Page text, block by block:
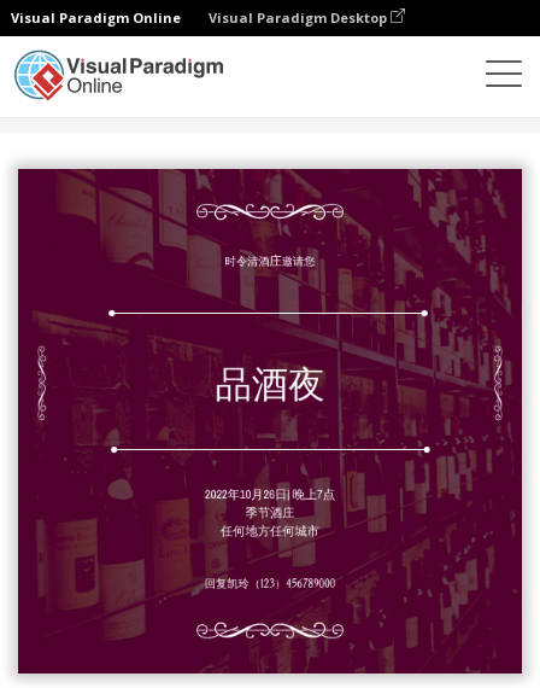
Visual Paradigm Online Visual Paradigm Desktop